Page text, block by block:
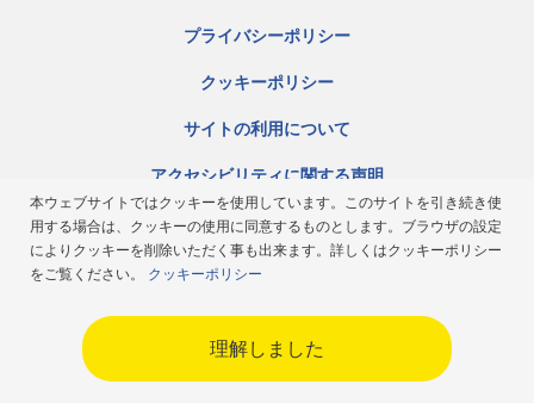
プライバシーポリシー
クッキーポリシー
サイトの利用について
アクセシビリティに関する声明
サイトマップ
ミシュラン倫理規定
本ウェブサイトではクッキーを使用しています。このサイトを引き続き使
用する場合は、クッキーの使用に同意するものとします。ブラウザの設定
によりクッキーを削除いただく事も出来ます。詳しくはクッキーポリシー
をご覧ください。 クッキーポリシー
理解しました